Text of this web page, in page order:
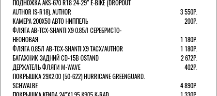
ПОДНОЖКА AKS-670 R18 24-29" E-BIKE (DROPOUT
AUTHOR IS-R18). AUTHOR
3 550Р.
КАМЕРА 200Х50 АВТО НИППЕЛЬ
200Р.
ФЛЯГА AB-TCX-SHANTI X9 0.85Л СЕРЕБРИСТО-
НЕОНОВАЯ
1 180Р.
ФЛЯГА 0.85Л AB-TCX-SHANTI X9 TACX/AUTHOR
1 180Р.
БАГАЖНИК ЗАДНИЙ CD-15B OSTAND
2 672Р.
ДЕРЖАТЕЛЬ ФЛЯГИ M-WAVE
402Р.
ПОКРЫШКА 29X2.00 (50-622) HURRICANE GREENGUARD.
SCHWALBE
4 890Р.